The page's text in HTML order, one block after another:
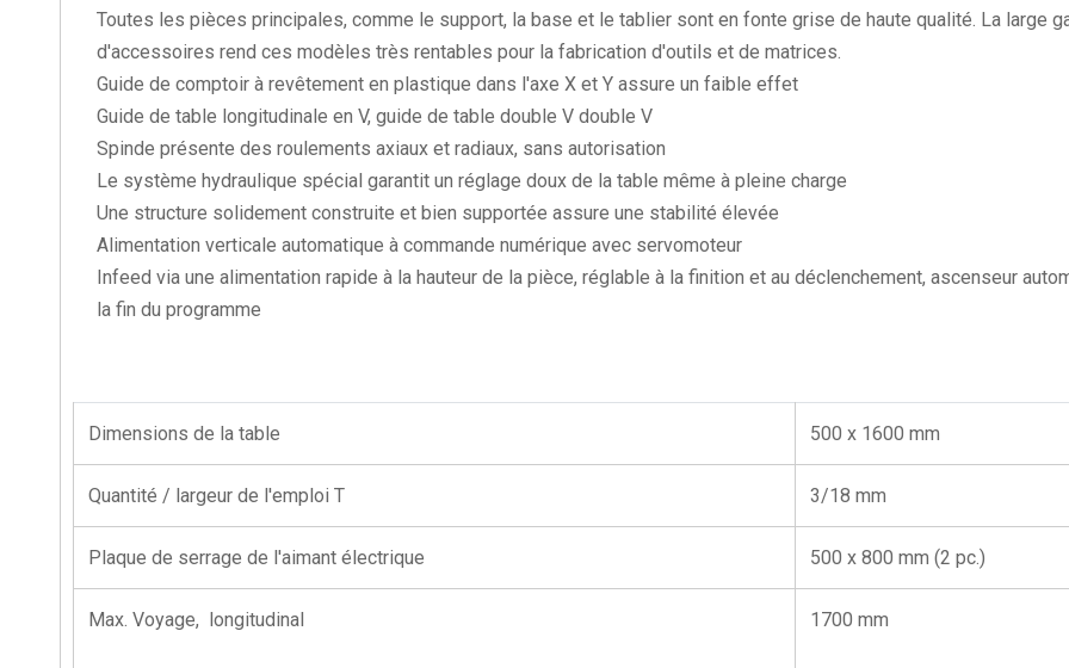
Toutes les pièces principales, comme le support, la base et le tablier sont en fonte grise de haute qualité. La large
d'accessoires rend ces modèles très rentables pour la fabrication d'outils et de matrices.
Guide de comptoir à revêtement en plastique dans l'axe X et Y assure un faible effet
Guide de table longitudinale en V, guide de table double V double V
Spinde présente des roulements axiaux et radiaux, sans autorisation
Le système hydraulique spécial garantit un réglage doux de la table même à pleine charge
Une structure solidement construite et bien supportée assure une stabilité élevée
Alimentation verticale automatique à commande numérique avec servomoteur
Infeed via une alimentation rapide à la hauteur de la pièce, réglable à la finition et au déclenchement, ascenseur
la fin du programme
Dimensions de la table 500 x 1600 mm
Quantité / largeur de l'emploi T 3/18 mm
Plaque de serrage de l'aimant électrique 500 x 800 mm (2 pc.)
Max. Voyage, longitudinal 1700 mm